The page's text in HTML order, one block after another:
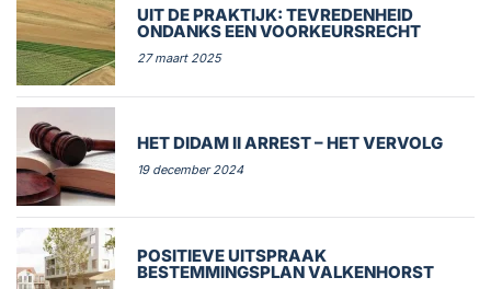
UIT DE PRAKTIJK: TEVREDENHEID
ONDANKS EEN VOORKEURSRECHT
27 maart 2025
HET DIDAM II ARREST – HET VERVOLG
19 december 2024
POSITIEVE UITSPRAAK
BESTEMMINGSPLAN VALKENHORST